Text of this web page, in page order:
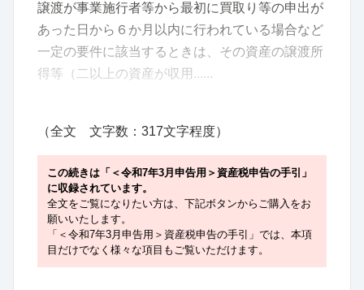
譲渡が事業施行者等から最初に買取り等の申出が
あった日から６か月以内に行われている場合など
一定の要件に該当するときは、その資産の譲渡所
得等（二以上の資産が収用......
（全文 文字数：317文字程度）
この続きは「＜令和7年3月申告用＞資産税申告の手引」
に収録されています。
全文をご覧になりたい方は、下記ボタンからご購入をお
願いいたします。
「＜令和7年3月申告用＞資産税申告の手引」では、本項
目だけでなく様々な項目もご覧いただけます。